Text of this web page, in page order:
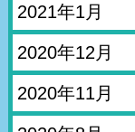
2021年1月
2020年12月
2020年11月